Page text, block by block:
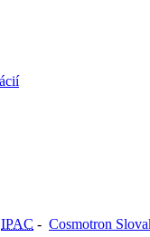
IPAC - Cosmotron